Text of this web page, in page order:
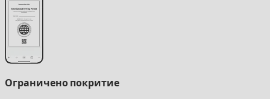
Ограничено покритие